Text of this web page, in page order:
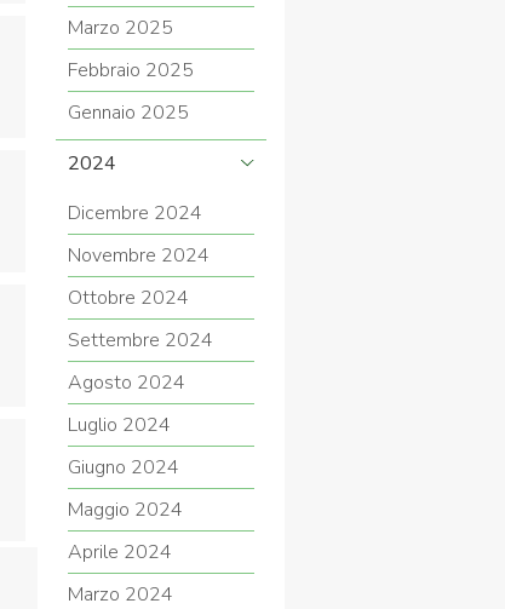
Marzo 2025
Febbraio 2025
Gennaio 2025
2024
Dicembre 2024
Novembre 2024
Ottobre 2024
Settembre 2024
Agosto 2024
Luglio 2024
Giugno 2024
Maggio 2024
Aprile 2024
Marzo 2024